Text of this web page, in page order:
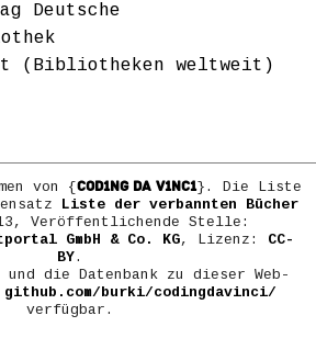
Deutsche
(Bibliotheken weltweit)
von {COD1NG DA V1NC1}. Die Liste
Liste der verbannten Bücher
Veröffentlichende Stelle:
GmbH & Co. KG, Lizenz: CC-
BY.
und die Datenbank zu dieser Web-
github.com/burki/codingdavinci/
verfügbar.